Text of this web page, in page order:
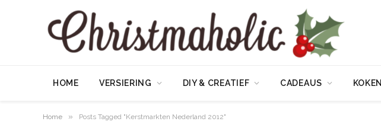
HOME VERSIERING DIY & CREATIEF CADEAUS KOKEN
Home » Posts Tagged "Kerstmarkten Nederland 2012"